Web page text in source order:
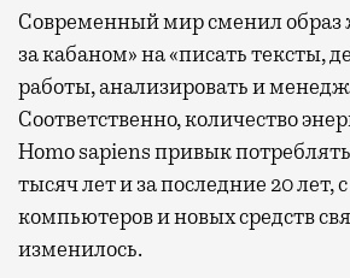
Современный мир сменил образ
за кабаном» на «писать тексты,
работы, анализировать и
Соответственно, количество
Homo sapiens привык
тысяч лет и за последние 20 лет,
компьютеров и новых средств
изменилось.